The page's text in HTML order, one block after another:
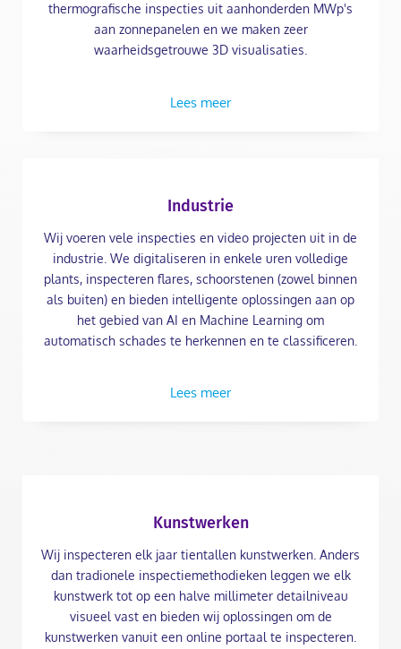
thermografische inspecties uit aanhonderden MWp's
aan zonnepanelen en we maken zeer
waarheidsgetrouwe 3D visualisaties.
Lees meer
Industrie
Wij voeren vele inspecties en video projecten uit in de
industrie. We digitaliseren in enkele uren volledige
plants, inspecteren flares, schoorstenen (zowel binnen
als buiten) en bieden intelligente oplossingen aan op
het gebied van AI en Machine Learning om
automatisch schades te herkennen en te classificeren.
Lees meer
Kunstwerken
Wij inspecteren elk jaar tientallen kunstwerken. Anders
dan tradionele inspectiemethodieken leggen we elk
kunstwerk tot op een halve millimeter detailniveau
visueel vast en bieden wij oplossingen om de
kunstwerken vanuit een online portaal te inspecteren.